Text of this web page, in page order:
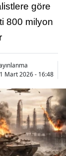
göre
800 milyon
Mart 2026 - 16:48